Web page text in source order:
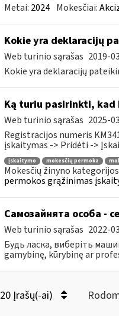
Metai: 2024 Mokesčiai:
Kokie yra deklaracijų
Web turinio sąrašas 2019-
Kokie yra deklaracijų
Ką turiu pasirinkti,
Web turinio sąrašas 2025-
Registracijos numeris
įskaitymas -> Pridėti ->
įskaitymo mokesčių permoka
Mokesčių žinyno
permokos grąžinimas
Самозайнята особа -
Web turinio sąrašas 2022-
Будь ласка, виберіть
gamybinę, kūrybinę ar
20 Įrašų(-ai)